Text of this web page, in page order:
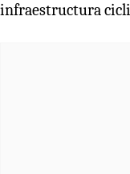
infraestructura